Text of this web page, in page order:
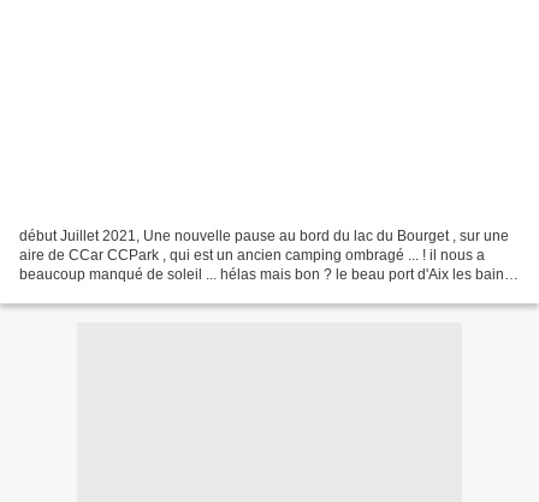
début Juillet 2021, Une nouvelle pause au bord du lac du Bourget , sur une
aire de CCar CCPark , qui est un ancien camping ombragé ... ! il nous a
beaucoup manqué de soleil ... hélas mais bon ? le beau port d'Aix les bains